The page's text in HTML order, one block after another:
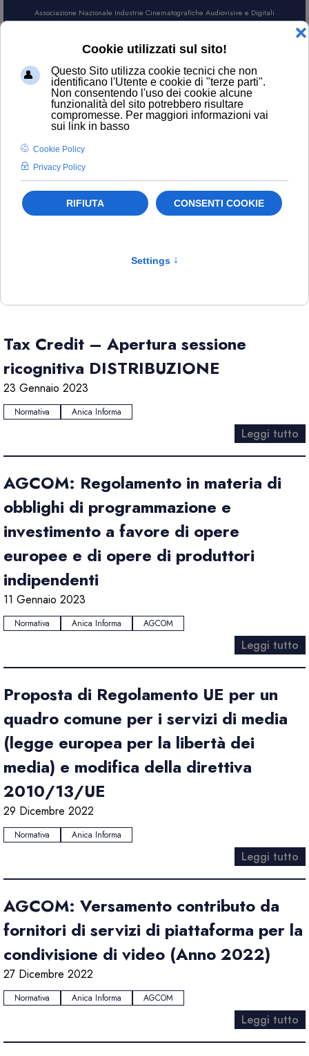
Associazione Nazionale Industrie Cinematografiche Audiovisive e Digitali
CERCA
Normativa
Filtro
Tax Credit – Apertura sessione
ricognitiva DISTRIBUZIONE
23 Gennaio 2023
Normativa Anica Informa
Leggi tutto
AGCOM: Regolamento in materia di
obblighi di programmazione e
investimento a favore di opere
europee e di opere di produttori
indipendenti
11 Gennaio 2023
Normativa Anica Informa AGCOM
Leggi tutto
Proposta di Regolamento UE per un
quadro comune per i servizi di media
(legge europea per la libertà dei
media) e modifica della direttiva
2010/13/UE
29 Dicembre 2022
Normativa Anica Informa
Leggi tutto
AGCOM: Versamento contributo da
fornitori di servizi di piattaforma per la
condivisione di video (Anno 2022)
27 Dicembre 2022
Normativa Anica Informa AGCOM
Leggi tutto